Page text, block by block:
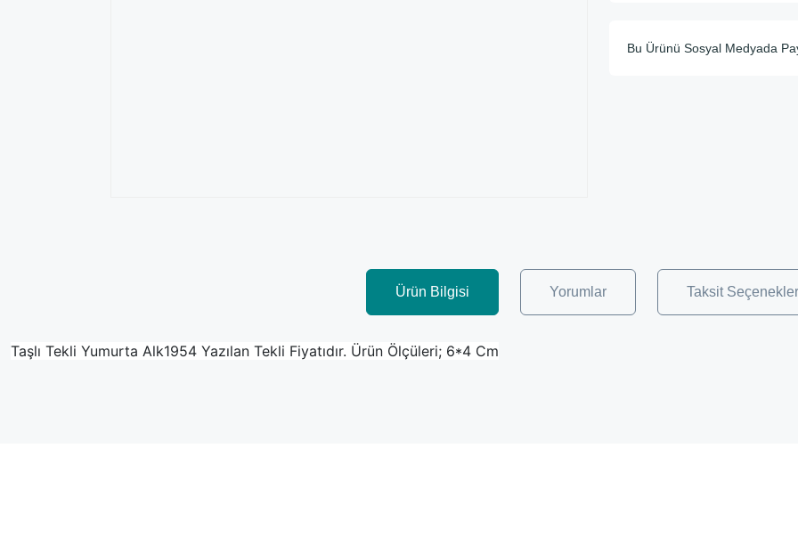
Bu Ürünü Sosyal Medyada
Ürün Bilgisi Yorumlar Taksit
Taşlı Tekli Yumurta Alk1954 Yazılan Tekli Fiyatıdır. Ürün Ölçüleri; 6*4 Cm